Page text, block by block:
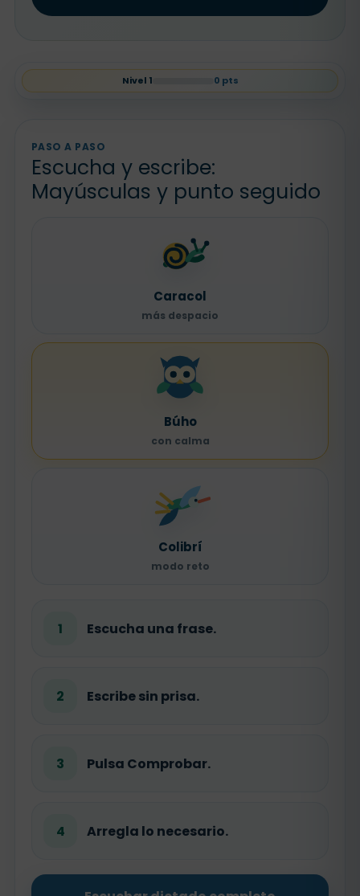
Nivel 1 0 pts
PASO A PASO
Escucha y escribe:
Mayúsculas y punto seguido
Caracol
más despacio
Búho
con calma
Colibrí
modo reto
1 Escucha una frase.
2 Escribe sin prisa.
3 Pulsa Comprobar.
4 Arregla lo necesario.